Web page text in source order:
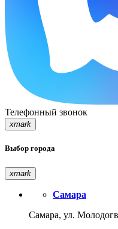
Телефонный звонок
xmark
Выбор города
xmark
Самара
Самара, ул.